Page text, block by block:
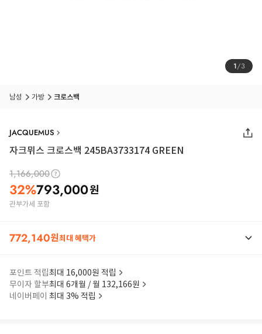
1/3
남성 가방 크로스백
JACQUEMUS
자크뮈스 크로스백 245BA3733174 GREEN
1,166,000
32%793,000원
관부가세 포함
772,140원최대 혜택가
포인트 적립최대 16,000원 적립
무이자 할부최대 6개월 / 월 132,166원
네이버페이 최대 3% 적립